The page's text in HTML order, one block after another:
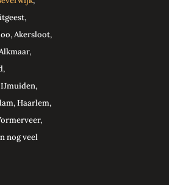
Akersloot,
Haarlem,
nog veel